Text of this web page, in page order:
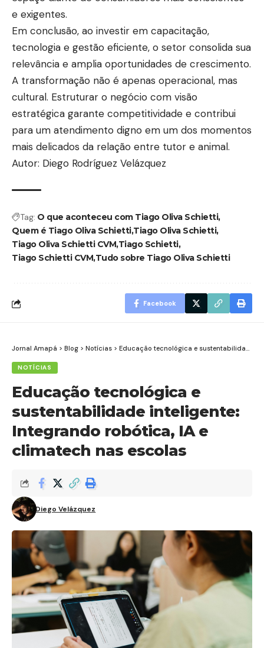
e exigentes.
Em conclusão, ao investir em capacitação,
tecnologia e gestão eficiente, o setor consolida sua
relevância e amplia oportunidades de crescimento.
A transformação não é apenas operacional, mas
cultural. Estruturar o negócio com visão
estratégica garante competitividade e contribui
para um atendimento digno em um dos momentos
mais delicados da relação entre tutor e animal.
Autor: Diego Rodríguez Velázquez
Tag: O que aconteceu com Tiago Oliva Schietti
Quem é Tiago Oliva SchiettiTiago Oliva Schietti
Tiago Oliva Schietti CVMTiago Schietti
Tiago Schietti CVMTudo sobre Tiago Oliva Schietti
Facebook
Jornal Amapá > Blog > Notícias > Educação tecnológica e sustentabilidade inteligente: Integrando robótica, IA e climatech nas escolas
NOTÍCIAS
Educação tecnológica e
sustentabilidade inteligente:
Integrando robótica, IA e
climatech nas escolas
Diego Velázquez